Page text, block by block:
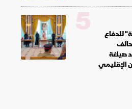
للدفاع
صياغة
الإقليمي
5